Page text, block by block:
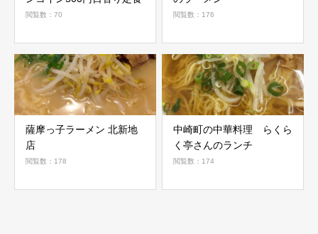
閲覧数：70 閲覧数：176
薩摩っ子ラーメン 北新地
店
閲覧数：178
中崎町の中華料理 らくら
く亭さんのランチ
閲覧数：174